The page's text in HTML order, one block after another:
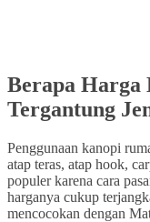
Berapa Harga
Tergantung
Penggunaan kanopi
atap teras, atap hook,
populer karena cara
harganya cukup
mencocokan dengan